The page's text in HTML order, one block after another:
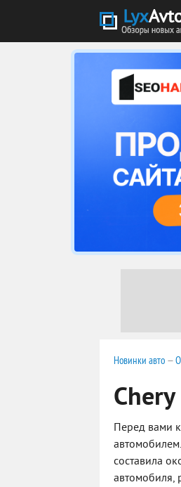
Новинки авто —
Перед вами
составила
автомобиля,